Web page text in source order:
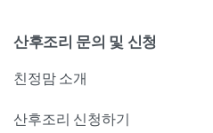
산후조리 문의 및 신청
친정맘 소개
산후조리 신청하기